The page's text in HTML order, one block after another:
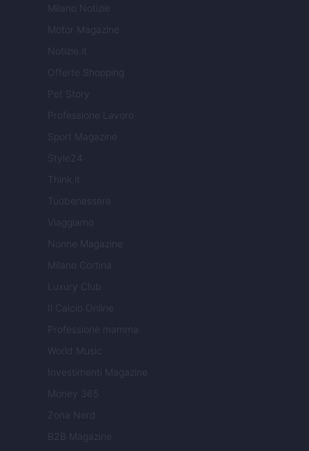
Milano Notizie
Motor Magazine
Notizie.it
Offerte Shopping
Pet Story
Professione Lavoro
Sport Magazine
Style24
Think.it
Tuobenessere
Viaggiamo
Nonne Magazine
Milano Cortina
Luxury Club
Il Calcio Online
Professione mamma
World Music
Investimenti Magazine
Money 365
Zona Nerd
B2B Magazine